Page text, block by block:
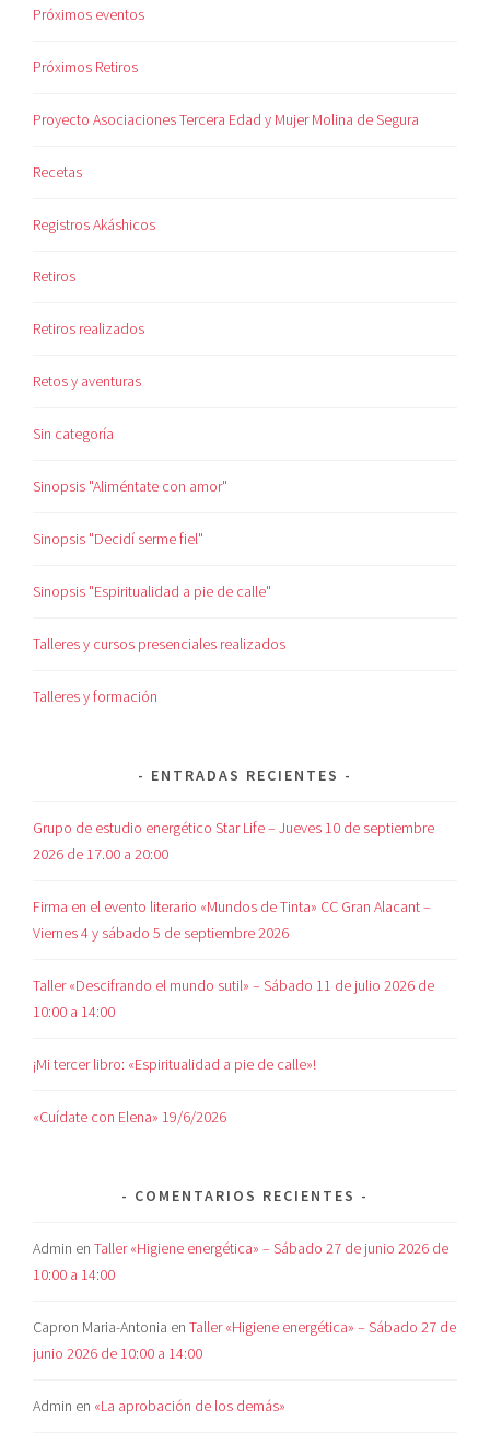
Próximos eventos
Próximos Retiros
Proyecto Asociaciones Tercera Edad y Mujer Molina de Segura
Recetas
Registros Akáshicos
Retiros
Retiros realizados
Retos y aventuras
Sin categoría
Sinopsis "Aliméntate con amor"
Sinopsis "Decidí serme fiel"
Sinopsis "Espiritualidad a pie de calle"
Talleres y cursos presenciales realizados
Talleres y formación
ENTRADAS RECIENTES
Grupo de estudio energético Star Life – Jueves 10 de septiembre
2026 de 17.00 a 20:00
Firma en el evento literario «Mundos de Tinta» CC Gran Alacant –
Viernes 4 y sábado 5 de septiembre 2026
Taller «Descifrando el mundo sutil» – Sábado 11 de julio 2026 de
10:00 a 14:00
¡Mi tercer libro: «Espiritualidad a pie de calle»!
«Cuídate con Elena» 19/6/2026
COMENTARIOS RECIENTES
Admin enTaller «Higiene energética» – Sábado 27 de junio 2026 de
10:00 a 14:00
Capron Maria-Antonia enTaller «Higiene energética» – Sábado 27 de
junio 2026 de 10:00 a 14:00
Admin en «La aprobación de los demás»